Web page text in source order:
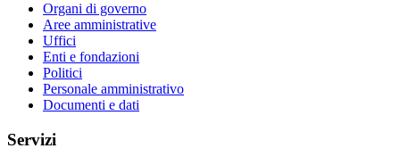
Organi di governo
Aree amministrative
Uffici
Enti e fondazioni
Politici
Personale amministrativo
Documenti e dati
Servizi